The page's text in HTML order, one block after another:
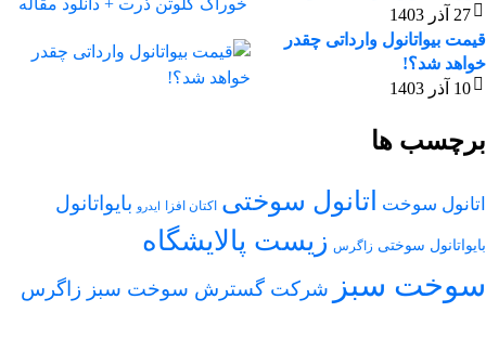
27 آذر 1403
قیمت بیواتانول وارداتی چقدر
خواهد شد؟!
10 آذر 1403
برچسب ها
اتانول سوخت اتانول سوختی اکتان افزا ایدرو بایواتانول
بایواتانول سوختی زاگرس زیست پالایشگاه
سوخت سبز شرکت گسترش سوخت سبز زاگرس